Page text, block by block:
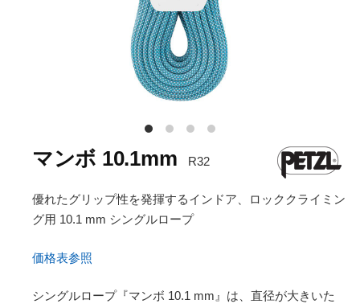
マンボ 10.1mm R32
優れたグリップ性を発揮するインドア、ロッククライミン
グ用 10.1 mm シングルロープ
価格表参照
シングルロープ『マンボ 10.1 mm』は、直径が大きいた